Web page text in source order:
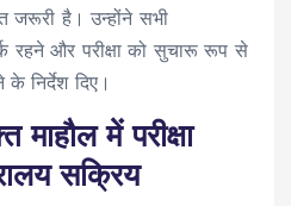
जरूरी है। उन्होंने सभी
रहने और परीक्षा को सुचारू रूप से
निर्देश दिए।
माहौल में परीक्षा
सक्रिय